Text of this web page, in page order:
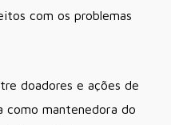
com os problemas
doadores e ações de
como mantenedora do